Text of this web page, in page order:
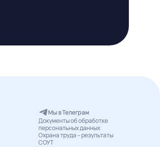
Мы в Телеграм
Документы об обработке
персональных данных
Охрана труда – результаты
СОУТ